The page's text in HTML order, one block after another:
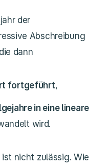
der
Abschreibung
dann
fortgeführt,
in eine lineare
wird.
nicht zulässig. Wie